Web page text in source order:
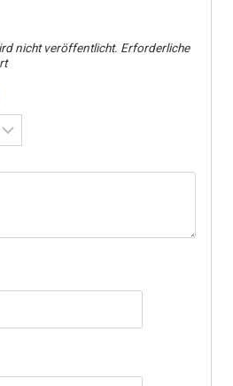
nicht veröffentlicht. Erforderliche